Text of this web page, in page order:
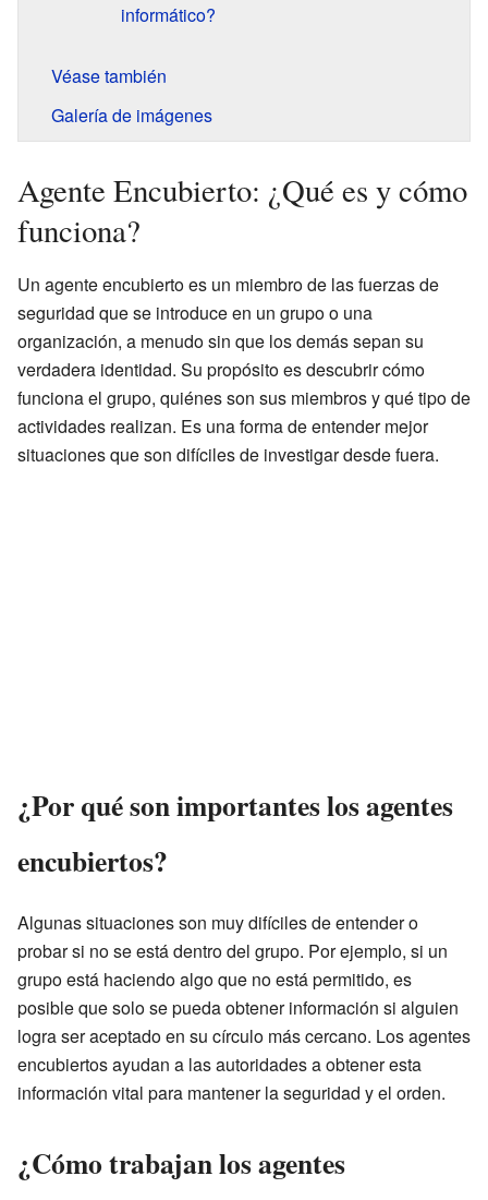
informático?
Véase también
Galería de imágenes
Agente Encubierto: ¿Qué es y cómo
funciona?
Un agente encubierto es un miembro de las fuerzas de
seguridad que se introduce en un grupo o una
organización, a menudo sin que los demás sepan su
verdadera identidad. Su propósito es descubrir cómo
funciona el grupo, quiénes son sus miembros y qué tipo de
actividades realizan. Es una forma de entender mejor
situaciones que son difíciles de investigar desde fuera.
¿Por qué son importantes los agentes
encubiertos?
Algunas situaciones son muy difíciles de entender o
probar si no se está dentro del grupo. Por ejemplo, si un
grupo está haciendo algo que no está permitido, es
posible que solo se pueda obtener información si alguien
logra ser aceptado en su círculo más cercano. Los agentes
encubiertos ayudan a las autoridades a obtener esta
información vital para mantener la seguridad y el orden.
¿Cómo trabajan los agentes